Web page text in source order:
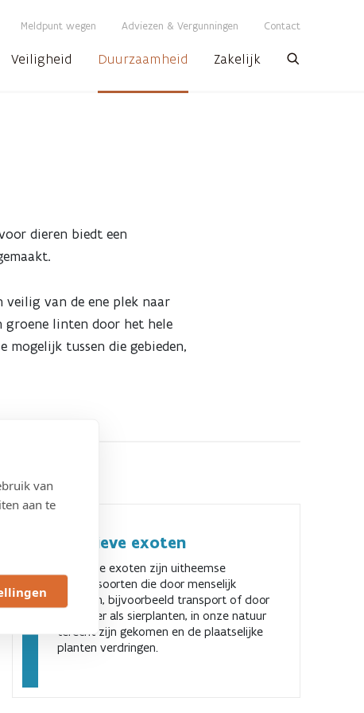
van
aan te
Meldpunt wegen Adviezen & Vergunningen Contact
Veiligheid Duurzaamheid Zakelijk
dieren biedt een
veilig van de ene plek naar
groene linten door het hele
mogelijk tussen die gebieden,
Invasieve exoten
Invasieve exoten zijn uitheemse
plantensoorten die door menselijk
toedoen, bijvoorbeeld transport of door
de invoer als sierplanten, in onze natuur
terecht zijn gekomen en de plaatselijke
planten verdringen.